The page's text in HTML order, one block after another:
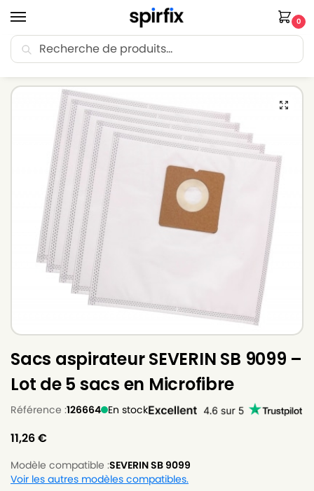
0
🚚 Livraison Point Relais offerte dès 30€ d’achat.
Sacs aspirateur SEVERIN SB 9099 –
Lot de 5 sacs en Microfibre
Référence :126664 En stock
11,26€
Modèle compatible :SEVERIN SB 9099
Voir les autres modèles compatibles.